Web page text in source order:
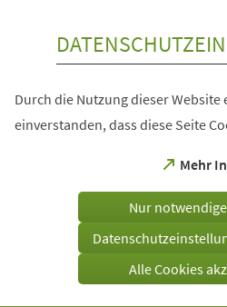
Durch die Nutzung dieser
einverstanden, dass diese Seite
Mehr
(Öffnet
einem
Tab)
Nur
Alle Cookies